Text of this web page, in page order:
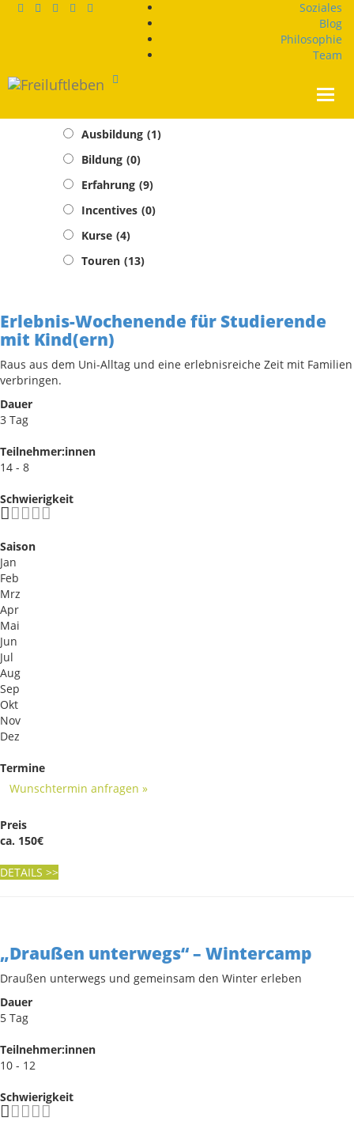
Soziales
Blog
Philosophie
Team
02-Februar
Test Suche /Test Suche
Ausbildung (1)
Bildung (0)
Erfahrung (9)
Incentives (0)
Kurse (4)
Touren (13)
Erlebnis-Wochenende für Studierende
mit Kind(ern)
Raus aus dem Uni-Alltag und eine erlebnisreiche Zeit mit Familien
verbringen.
Dauer
3 Tag
Teilnehmer:innen
14 - 8
Schwierigkeit
Saison
Jan
Feb
Mrz
Apr
Mai
Jun
Jul
Aug
Sep
Okt
Nov
Dez
Termine
Wunschtermin anfragen »
Preis
ca. 150€
DETAILS >>
„Draußen unterwegs“ – Wintercamp
Draußen unterwegs und gemeinsam den Winter erleben
Dauer
5 Tag
Teilnehmer:innen
10 - 12
Schwierigkeit